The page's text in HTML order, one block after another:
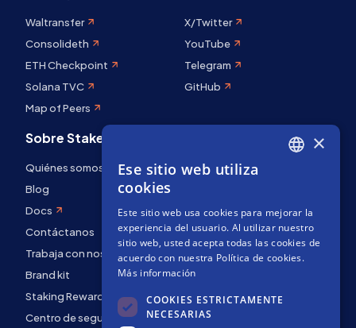
Waltransfer
Consolideth
ETH Checkpoint
Solana TVC
Map of Peers
X/Twitter
YouTube
Telegram
GitHub
Sobre Stakely
Quiénes somos
Blog
Docs
Contáctanos
Trabaja con nosotros
Brand kit
Staking Rewards
Centro de seguridad
FRENCH
×
Ese sitio web utiliza
cookies
Este sitio web usa cookies para mejorar la
experiencia del usuario. Al utilizar nuestro
sitio web, usted acepta todas las cookies de
acuerdo con nuestra Política de cookies.
Más información
COOKIES ESTRICTAMENTE
NECESARIAS